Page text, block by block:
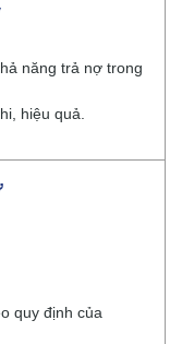
năng trả nợ trong
hiệu quả.
quy định của